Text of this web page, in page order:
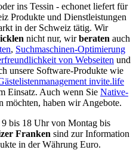
ins Tessin - echonet liefert für
Produkte und Dienstleistungen
in der Schweiz tätig. Wir
nicht nur, wirberaten auch
, Suchmaschinen-Optimierung
von Webseiten und
unsere Software-Produkte wie
invite.life
Einsatz. Auch wenn Sie Native-
möchten, haben wir Angebote.
bis 18 Uhr von Montag bis
Franken sind zur Information
in der Währung Euro.